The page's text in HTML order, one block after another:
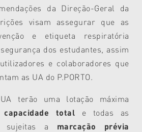
da Direção-Geral da
visam assegurar que as
e etiqueta respiratória
dos estudantes, assim
e colaboradores que
as UA do P.PORTO.
terão uma lotação máxima
total e todas as
sujeitas a marcação prévia